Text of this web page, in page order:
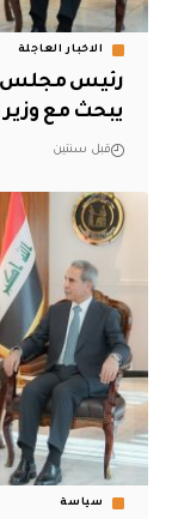
الاخبار العاجلة
رئيس مجلس
يبحث مع
قبل سنتين
سياسة